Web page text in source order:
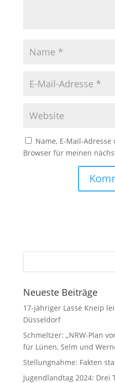
Name, E-Mail-
Browser für meinen
Neueste Beiträge
17-jähriger Lasse Kneip
Düsseldorf
Schmeltzer: „NRW-Plan
für Lünen, Selm und
Stellungnahme: Fakten
Jugendlandtag 2024: Drei